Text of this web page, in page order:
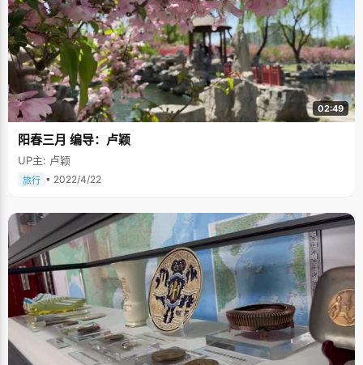
02:49
阳春三月 编导：卢颖
UP主: 卢颖
旅行 • 2022/4/22